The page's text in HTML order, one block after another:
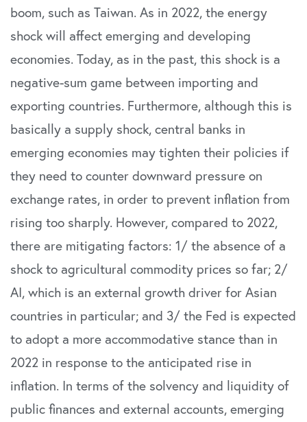
din brug af vores website med vores partnere inden for
analysepartnere. Vores partnere kan kombinere disse
data med andre oplysninger, du har givet dem, eller som
de har indsamlet fra din brug af deres tjenester. Du
samtykker til vores cookies, hvis du fortsætter med at
anvende vores hjemmeside.
boom, such as Taiwan. As in 2022, the energy
shock will affect emerging and developing
economies. Today, as in the past, this shock is a
negative-sum game between importing and
exporting countries. Furthermore, although this is
basically a supply shock, central banks in
emerging economies may tighten their policies if
they need to counter downward pressure on
exchange rates, in order to prevent inflation from
rising too sharply. However, compared to 2022,
there are mitigating factors: 1/ the absence of a
shock to agricultural commodity prices so far; 2/
AI, which is an external growth driver for Asian
countries in particular; and 3/ the Fed is expected
to adopt a more accommodative stance than in
2022 in response to the anticipated rise in
inflation. In terms of the solvency and liquidity of
public finances and external accounts, emerging